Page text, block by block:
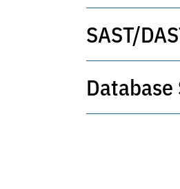
WAF
oldini oladi.
SAST/